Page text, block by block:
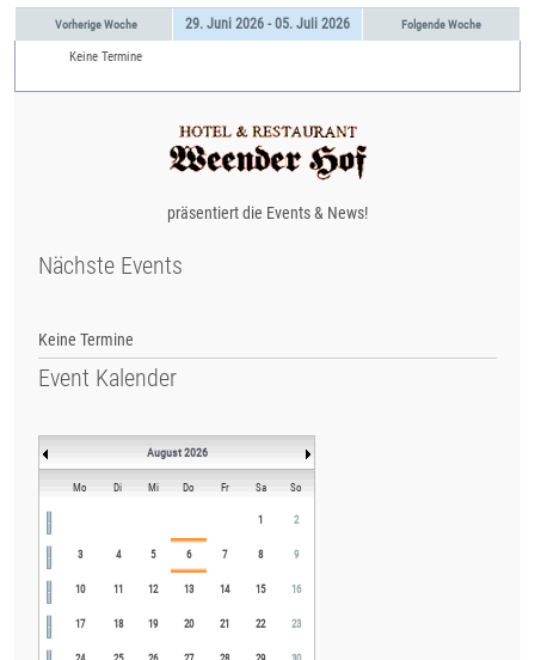
Vorherige Woche 29. Juni 2026 - 05. Juli 2026 Folgende Woche
Keine Termine
präsentiert die Events & News!
Nächste Events
Keine Termine
Event Kalender
August 2026
Mo Di Mi Do Fr Sa So
1 2
3 4 5 6 7 8 9
10 11 12 13 14 15 16
17 18 19 20 21 22 23